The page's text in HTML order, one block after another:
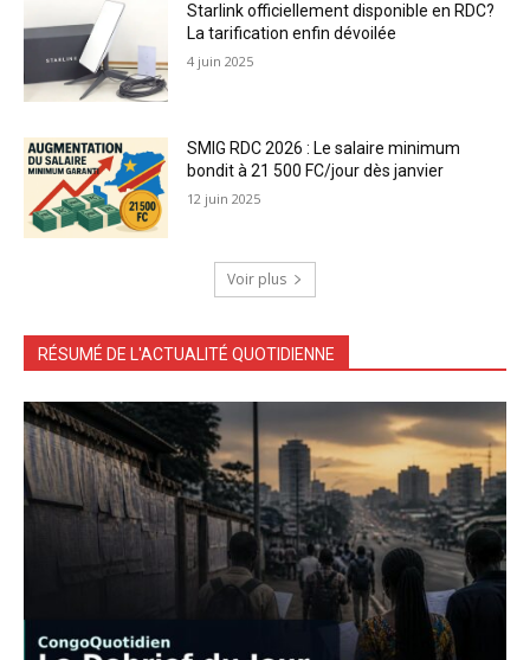
Starlink officiellement disponible en RDC?
La tarification enfin dévoilée
4 juin 2025
SMIG RDC 2026 : Le salaire minimum
bondit à 21 500 FC/jour dès janvier
12 juin 2025
Voir plus
RÉSUMÉ DE L'ACTUALITÉ QUOTIDIENNE